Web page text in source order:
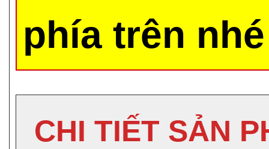
phía trên
CHI TIẾT SẢN